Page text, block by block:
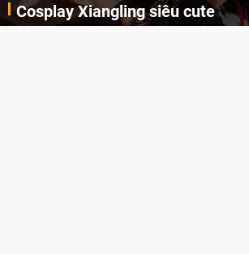
Cosplay Xiangling siêu cute